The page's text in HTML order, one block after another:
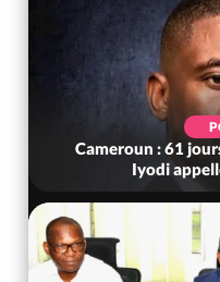
Cameroun : 61
Iyodi